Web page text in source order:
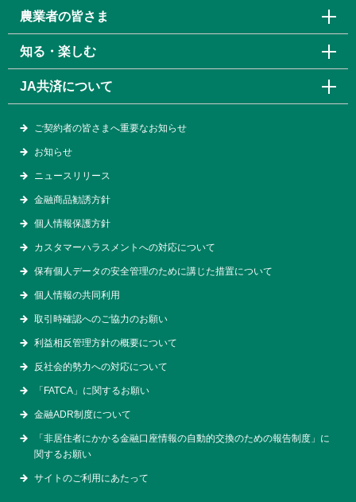
農業者の皆さま
知る・楽しむ
JA共済について
ご契約者の皆さまへ重要なお知らせ
お知らせ
ニュースリリース
金融商品勧誘方針
個人情報保護方針
カスタマーハラスメントへの対応について
保有個人データの安全管理のために講じた措置について
個人情報の共同利用
取引時確認へのご協力のお願い
利益相反管理方針の概要について
反社会的勢力への対応について
「FATCA」に関するお願い
金融ADR制度について
「非居住者にかかる金融口座情報の自動的交換のための報告制度」に
関するお願い
サイトのご利用にあたって